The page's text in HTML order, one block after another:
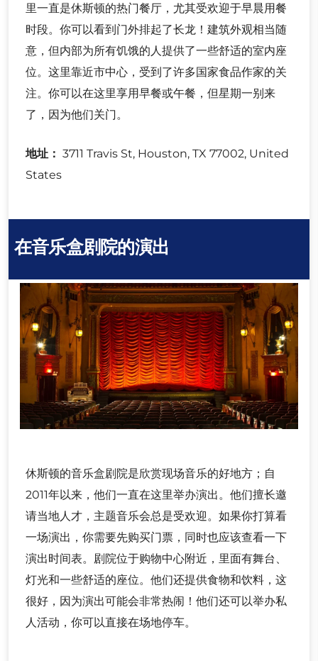
里一直是休斯顿的热门餐厅，尤其受欢迎于早晨用餐
时段。你可以看到门外排起了长龙！建筑外观相当随
意，但内部为所有饥饿的人提供了一些舒适的室内座
位。这里靠近市中心，受到了许多国家食品作家的关
注。你可以在这里享用早餐或午餐，但星期一别来
了，因为他们关门。
地址： 3711 Travis St, Houston, TX 77002, United
States
在音乐盒剧院的演出
休斯顿的音乐盒剧院是欣赏现场音乐的好地方；自
2011年以来，他们一直在这里举办演出。他们擅长邀
请当地人才，主题音乐会总是受欢迎。如果你打算看
一场演出，你需要先购买门票，同时也应该查看一下
演出时间表。剧院位于购物中心附近，里面有舞台、
灯光和一些舒适的座位。他们还提供食物和饮料，这
很好，因为演出可能会非常热闹！他们还可以举办私
人活动，你可以直接在场地停车。